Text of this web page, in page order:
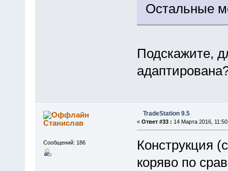
Остальные
Подскажите,
Станислав
Сообщений: 186
TradeStation 9.5
« Ответ #33 : 14 Марта 2016,
Конструкция
коряво по